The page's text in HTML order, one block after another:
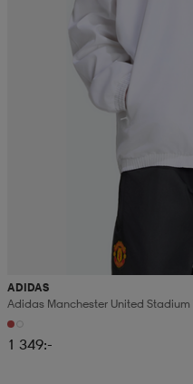
ADIDAS
Adidas Manchester United
1 349:-